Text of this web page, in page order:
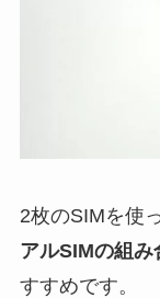
2枚のSIMを使
アルSIMの組み
すすめです。